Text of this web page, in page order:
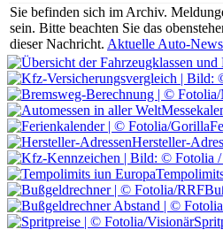
Sie befinden sich im Archiv.
sein. Bitte beachten Sie das
dieser Nachricht. Aktuelle Auto-
Hersteller-